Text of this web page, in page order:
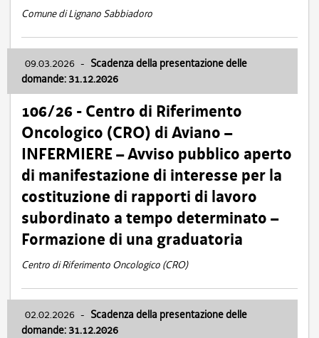
Comune di Lignano Sabbiadoro
09.03.2026 - Scadenza della presentazione delle
domande: 31.12.2026
106/26 - Centro di Riferimento
Oncologico (CRO) di Aviano –
INFERMIERE – Avviso pubblico aperto
di manifestazione di interesse per la
costituzione di rapporti di lavoro
subordinato a tempo determinato –
Formazione di una graduatoria
Centro di Riferimento Oncologico (CRO)
02.02.2026 - Scadenza della presentazione delle
domande: 31.12.2026